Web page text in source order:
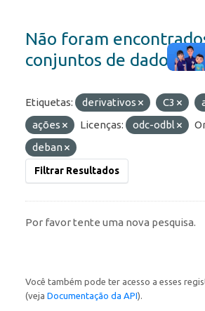
Não foram
conjuntos de dados
Etiquetas: derivativos C3
ações
Licenças: odc-odbl
deban
Filtrar Resultados
Por favor tente uma nova pesquisa.
Você também pode ter acesso a esses
(veja Documentação da API).